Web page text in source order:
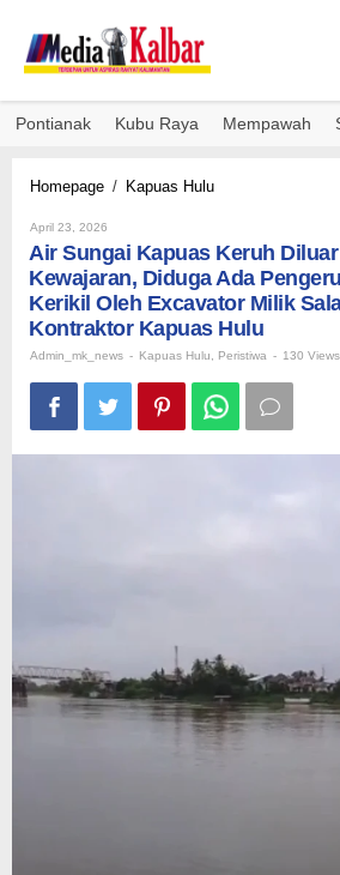
content
Pontianak Kubu Raya Mempawah
Homepage / Kapuas HuluAir
Keruh
Diluar
Batas
Kewajaran,
Diduga
Ada
Pengerukan
Batu
Dan
April 23, 2026
Air Sungai Kapuas Keruh
Kewajaran, Diduga Ada
Kerikil Oleh Excavator Milik
Kontraktor Kapuas Hulu
Admin_mk_news - Kapuas Hulu Peristiwa - 130 Views